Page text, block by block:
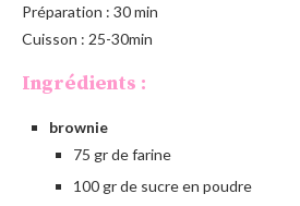
Préparation : 30 min
Cuisson : 25-30min
Ingrédients :
brownie
75 gr de farine
100 gr de sucre en poudre